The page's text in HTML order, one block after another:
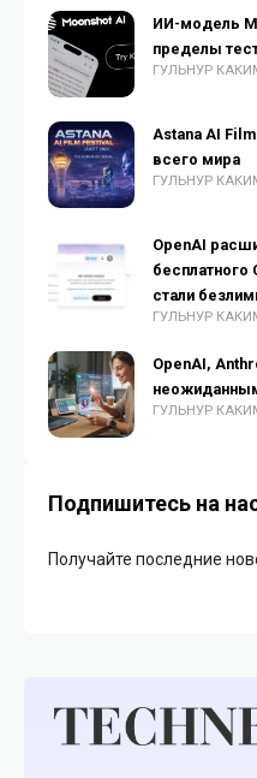
ИИ-модель
пределы
ГУЛЬНУР
Astana AI
всего мира
ГУЛЬНУР
OpenAI
бесплатного
стали
ГУЛЬНУР
OpenAI,
ГУЛЬНУР
Подпишитесь на
Получайте последние